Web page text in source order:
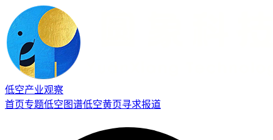
低空产业观察
首页专题低空图谱低空黄页寻求报道